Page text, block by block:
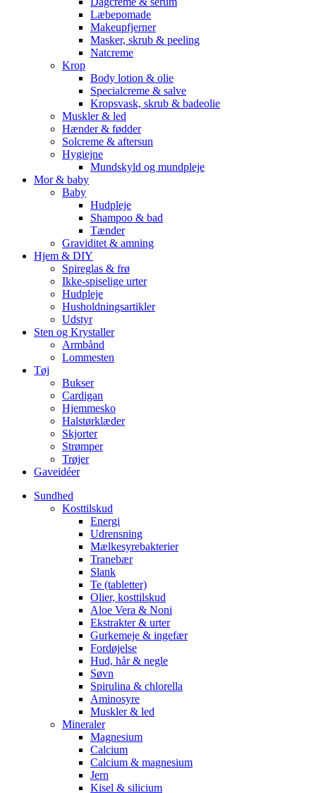
Læbepomade
Makeupfjerner
Masker, skrub & peeling
Natcreme
Krop
Body lotion & olie
Specialcreme & salve
Kropsvask, skrub & badeolie
Muskler & led
Hænder & fødder
Solcreme & aftersun
Hygiejne
Mundskyld og mundpleje
Mor & baby
Baby
Hudpleje
Shampoo & bad
Tænder
Graviditet & amning
Hjem & DIY
Spireglas & frø
Ikke-spiselige urter
Hudpleje
Husholdningsartikler
Udstyr
Sten og Krystaller
Armbånd
Lommesten
Tøj
Bukser
Cardigan
Hjemmesko
Halstørklæder
Skjorter
Strømper
Trøjer
Gaveidéer
Sundhed
Kosttilskud
Energi
Udrensning
Mælkesyrebakterier
Tranebær
Slank
Te (tabletter)
Olier, kosttilskud
Aloe Vera & Noni
Ekstrakter & urter
Gurkemeje & ingefær
Fordøjelse
Hud, hår & negle
Søvn
Spirulina & chlorella
Aminosyre
Muskler & led
Mineraler
Magnesium
Calcium
Calcium & magnesium
Jern
Kisel & silicium